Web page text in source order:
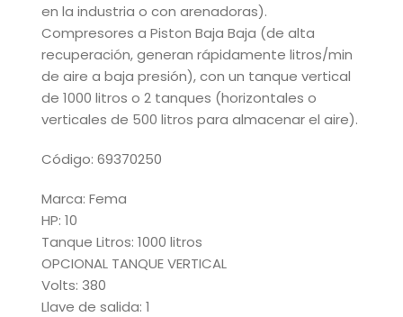
en la industria o con arenadoras).
Compresores a Piston Baja Baja (de alta
recuperación, generan rápidamente litros/min
de aire a baja presión), con un tanque vertical
de 1000 litros o 2 tanques (horizontales o
verticales de 500 litros para almacenar el aire).
Código: 69370250
Marca: Fema
HP: 10
Tanque Litros: 1000 litros
OPCIONAL TANQUE VERTICAL
Volts: 380
Llave de salida: 1